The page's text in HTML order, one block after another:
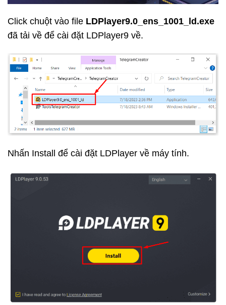
Click chuột vào file LDPlayer9.0_ens_1001_ld.exe
đã tải về để cài đặt LDPlayer9 về.
Nhấn Install để cài đặt LDPlayer về máy tính.